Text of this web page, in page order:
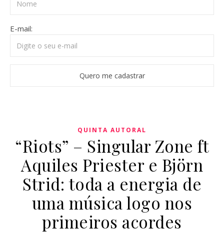
E-mail:
QUINTA AUTORAL
“Riots” – Singular Zone ft
Aquiles Priester e Björn
Strid: toda a energia de
uma música logo nos
primeiros acordes